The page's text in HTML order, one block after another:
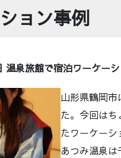
ョン事例
温泉旅館で宿泊ワーケーシ
山形県鶴岡
た。今回は
たワーケーシ
あつみ温泉